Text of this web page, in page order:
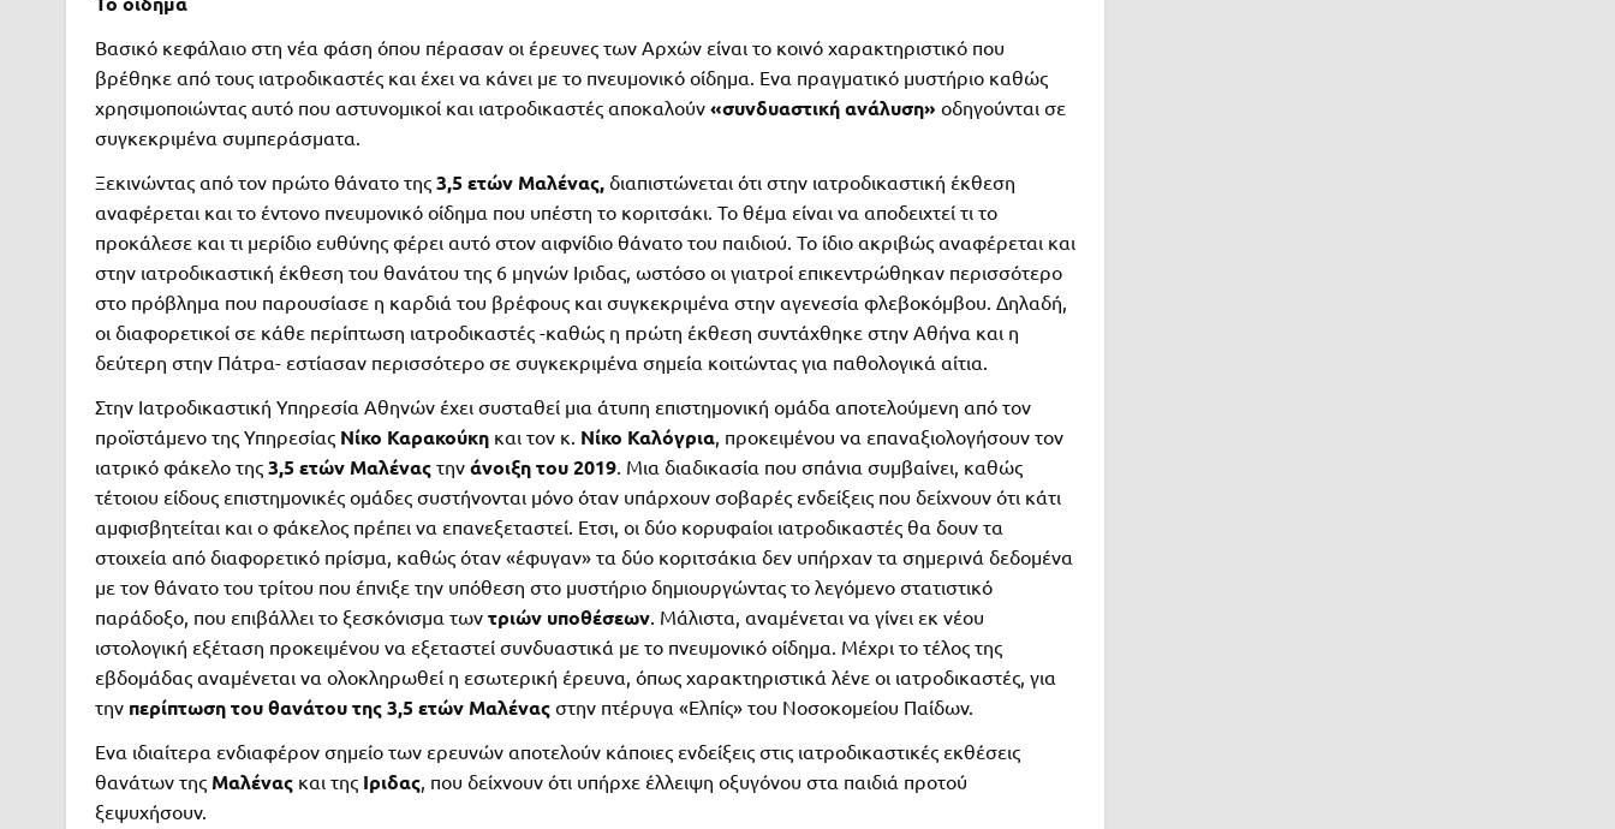
Βασικό κεφάλαιο στη νέα φάση όπου πέρασαν οι έρευνες των Αρχών είναι το κοινό χαρακτηριστικό που
βρέθηκε από τους ιατροδικαστές και έχει να κάνει με το πνευμονικό οίδημα. Ενα πραγματικό μυστήριο καθώς
χρησιμοποιώντας αυτό που αστυνομικοί και ιατροδικαστές αποκαλούν «συνδυαστική ανάλυση» οδηγούνται σε
συγκεκριμένα συμπεράσματα.
Ξεκινώντας από τον πρώτο θάνατο της 3,5 ετών Μαλένας,διαπιστώνεται ότι στην ιατροδικαστική έκθεση
αναφέρεται και το έντονο πνευμονικό οίδημα που υπέστη το κοριτσάκι. Το θέμα είναι να αποδειχτεί τι το
προκάλεσε και τι μερίδιο ευθύνης φέρει αυτό στον αιφνίδιο θάνατο του παιδιού. Το ίδιο ακριβώς αναφέρεται και
στην ιατροδικαστική έκθεση του θανάτου της 6 μηνών Ιριδας, ωστόσο οι γιατροί επικεντρώθηκαν περισσότερο
στο πρόβλημα που παρουσίασε η καρδιά του βρέφους και συγκεκριμένα στην αγενεσία φλεβοκόμβου. Δηλαδή,
οι διαφορετικοί σε κάθε περίπτωση ιατροδικαστές -καθώς η πρώτη έκθεση συντάχθηκε στην Αθήνα και η
δεύτερη στην Πάτρα- εστίασαν περισσότερο σε συγκεκριμένα σημεία κοιτώντας για παθολογικά αίτια.
Στην Ιατροδικαστική Υπηρεσία Αθηνών έχει συσταθεί μια άτυπη επιστημονική ομάδα αποτελούμενη από τον
προϊστάμενο της Υπηρεσίας Νίκο Καρακούκηκαι τον κ. Νίκο Καλόγρια, προκειμένου να επαναξιολογήσουν τον
ιατρικό φάκελο της 3,5 ετών Μαλέναςτην άνοιξη του 2019. Μια διαδικασία που σπάνια συμβαίνει, καθώς
τέτοιου είδους επιστημονικές ομάδες συστήνονται μόνο όταν υπάρχουν σοβαρές ενδείξεις που δείχνουν ότι κάτι
αμφισβητείται και ο φάκελος πρέπει να επανεξεταστεί. Ετσι, οι δύο κορυφαίοι ιατροδικαστές θα δουν τα
στοιχεία από διαφορετικό πρίσμα, καθώς όταν «έφυγαν» τα δύο κοριτσάκια δεν υπήρχαν τα σημερινά δεδομένα
με τον θάνατο του τρίτου που έπνιξε την υπόθεση στο μυστήριο δημιουργώντας το λεγόμενο στατιστικό
παράδοξο, που επιβάλλει το ξεσκόνισμα των τριών υποθέσεων. Μάλιστα, αναμένεται να γίνει εκ νέου
ιστολογική εξέταση προκειμένου να εξεταστεί συνδυαστικά με το πνευμονικό οίδημα. Μέχρι το τέλος της
εβδομάδας αναμένεται να ολοκληρωθεί η εσωτερική έρευνα, όπως χαρακτηριστικά λένε οι ιατροδικαστές, για
την περίπτωση του θανάτου της 3,5 ετών Μαλέναςστην πτέρυγα «Ελπίς» του Νοσοκομείου Παίδων.
Ενα ιδιαίτερα ενδιαφέρον σημείο των ερευνών αποτελούν κάποιες ενδείξεις στις ιατροδικαστικές εκθέσεις
θανάτων τηςΜαλέναςκαι της Ιριδας, που δείχνουν ότι υπήρχε έλλειψη οξυγόνου στα παιδιά προτού
ξεψυχήσουν.